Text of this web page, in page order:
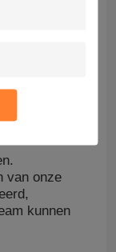
van onze
kunnen